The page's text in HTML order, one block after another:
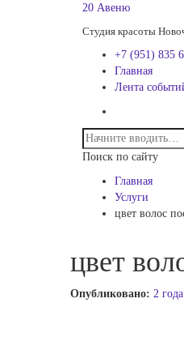
20 Авеню
Студия красоты
+7 (951) 835
Главная
Лента
Поиск по сайту
Главная
Услуги
цвет волос
цвет
Опубликовано: 2